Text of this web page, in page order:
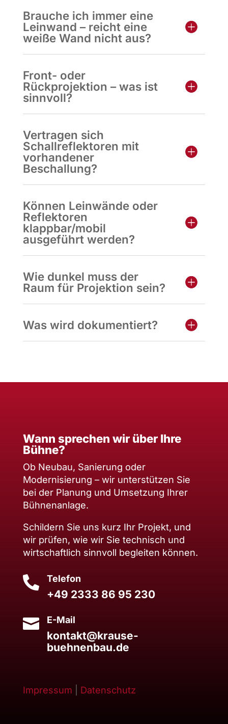
Brauche ich immer eine
Leinwand – reicht eine
weiße Wand nicht aus?
Front- oder
Rückprojektion – was ist
sinnvoll?
Vertragen sich
Schallreflektoren mit
vorhandener
Beschallung?
Können Leinwände oder
Reflektoren
klappbar/mobil
ausgeführt werden?
Wie dunkel muss der
Raum für Projektion sein?
Was wird dokumentiert?
Wann sprechen wir über Ihre
Bühne?
Ob Neubau, Sanierung oder
Modernisierung – wir unterstützen Sie
bei der Planung und Umsetzung Ihrer
Bühnenanlage.
Schildern Sie uns kurz Ihr Projekt, und
wir prüfen, wie wir Sie technisch und
wirtschaftlich sinnvoll begleiten können.
 Telefon
+49 2333 86 95 230
 E-Mail
kontakt@krause-
buehnenbau.de
Impressum Datenschutz